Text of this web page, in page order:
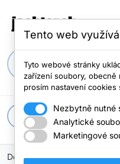
apps
Domů oblečení Trička
Tento web
Tyto webové stránky
zařízení soubory, obecně
prosím nastavení
Nezbytně nutné
Analytické
Marketingové